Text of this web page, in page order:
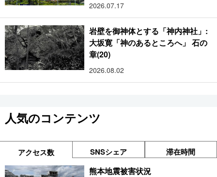
2026.07.17
岩壁を御神体とする「神内神社」:
大坂寛「神のあるところへ」 石の
章(20)
2026.08.02
人気のコンテンツ
アクセス数 SNSシェア 滞在時間
熊本地震被害状況